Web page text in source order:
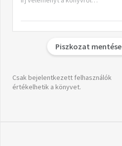
Piszkozat mentése
Csak bejelentkezett felhasználók
értékelhetik a könyvet.